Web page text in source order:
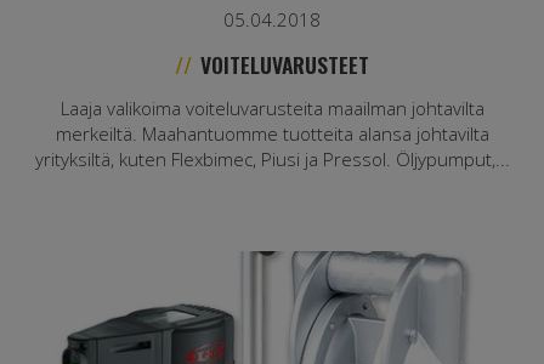
05.04.2018
VOITELUVARUSTEET
Laaja valikoima voiteluvarusteita maailman johtavilta
merkeiltä. Maahantuomme tuotteita alansa johtavilta
yrityksiltä, kuten Flexbimec, Piusi ja Pressol. Öljypumput,...